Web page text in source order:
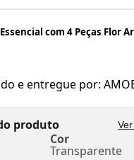
com 4 Peças Flor
e entregue por:
produto
Cor
Transparente